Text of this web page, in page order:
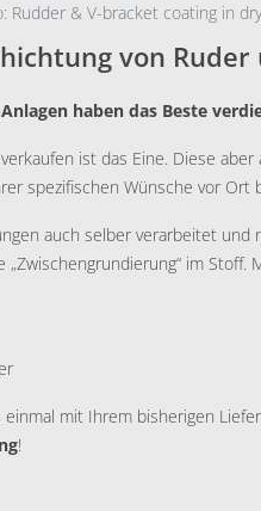
Rudder & V-bracket coating in
von
haben das Beste
ist das Eine. Diese
spezifischen Wünsche vor
auch selber verarbeitet und
„Zwischengrundierung“ im Stoff.
einmal mit Ihrem bisherigen
!